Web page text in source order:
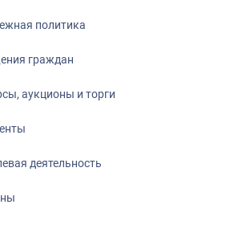
политика
граждан
аукционы и торги
деятельность